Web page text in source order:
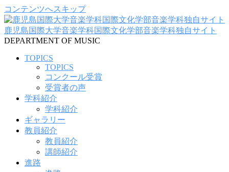
コンテンツへスキップ
鹿児島国際大学音楽学科国際文化学部音楽学科独自サイト
DEPARTMENT OF MUSIC
TOPICS
TOPICS
コンクール受賞
受賞者の声
学科紹介
学科紹介
ギャラリー
教員紹介
教員紹介
講師紹介
進路